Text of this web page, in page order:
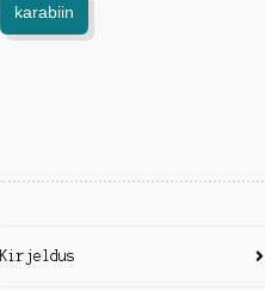
karabiin
Kirjeldus